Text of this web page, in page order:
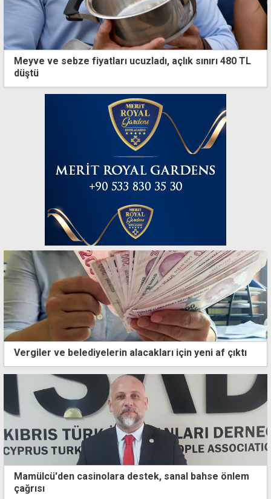
Meyve ve sebze fiyatları ucuzladı, açlık sınırı 480 TL
düştü
Vergiler ve belediyelerin alacakları için yeni af çıktı
Mamülcü'den casinolara destek, sanal bahse önlem
çağrısı